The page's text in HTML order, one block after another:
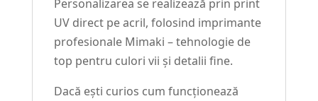
Personalizarea se realizează prin print
UV direct pe acril, folosind imprimante
profesionale Mimaki – tehnologie de
top pentru culori vii și detalii fine.
Dacă ești curios cum funcționează